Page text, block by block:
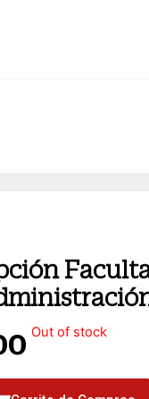
Out of stock